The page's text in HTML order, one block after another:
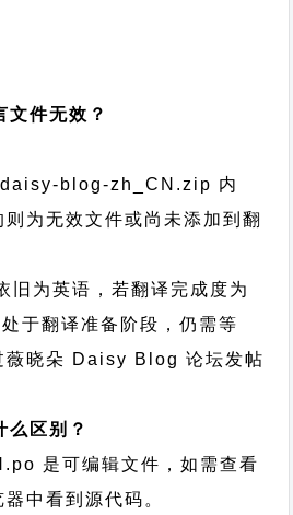
件无效？
blog-zh_CN.zip 内
则为无效文件或尚未添加到翻
为英语，若翻译完成度为
处于翻译准备阶段，仍需等
薇晓朵 Daisy Blog 论坛发帖
区别？
是可编辑文件，如需查看
中看到源代码。